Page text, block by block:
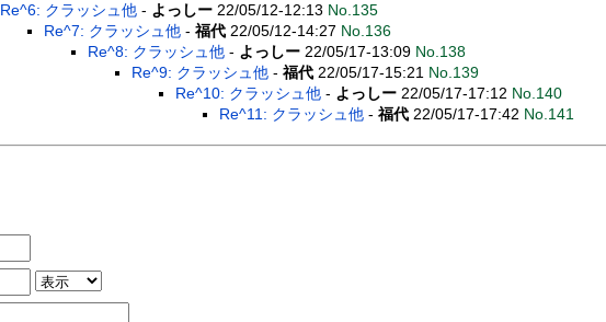
Re^6: クラッシュ他 - よっしー 22/05/12-12:13 No.135
Re^7: クラッシュ他 - 福代 22/05/12-14:27 No.136
Re^8: クラッシュ他 - よっしー 22/05/17-13:09 No.138
Re^9: クラッシュ他 - 福代 22/05/17-15:21 No.139
Re^10: クラッシュ他 - よっしー 22/05/17-17:12 No.140
Re^11: クラッシュ他 - 福代 22/05/17-17:42 No.141